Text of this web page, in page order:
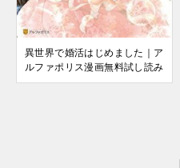
異世界で婚活はじめました｜ア
ルファポリス漫画無料試し読み